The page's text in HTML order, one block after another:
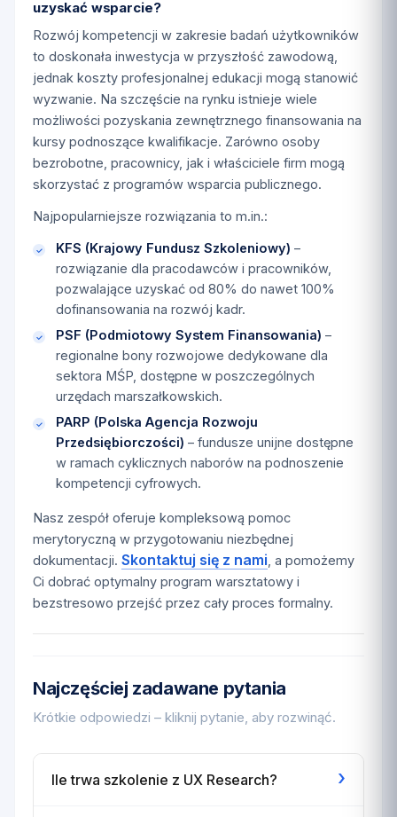
uzyskać wsparcie?
Rozwój kompetencji w zakresie badań użytkowników
to doskonała inwestycja w przyszłość zawodową,
jednak koszty profesjonalnej edukacji mogą stanowić
wyzwanie. Na szczęście na rynku istnieje wiele
możliwości pozyskania zewnętrznego finansowania na
kursy podnoszące kwalifikacje. Zarówno osoby
bezrobotne, pracownicy, jak i właściciele firm mogą
skorzystać z programów wsparcia publicznego.
Najpopularniejsze rozwiązania to m.in.:
KFS (Krajowy Fundusz Szkoleniowy) –
rozwiązanie dla pracodawców i pracowników,
pozwalające uzyskać od 80% do nawet 100%
dofinansowania na rozwój kadr.
PSF (Podmiotowy System Finansowania) –
regionalne bony rozwojowe dedykowane dla
sektora MŚP, dostępne w poszczególnych
urzędach marszałkowskich.
PARP (Polska Agencja Rozwoju
Przedsiębiorczości) – fundusze unijne dostępne
w ramach cyklicznych naborów na podnoszenie
kompetencji cyfrowych.
Nasz zespół oferuje kompleksową pomoc
merytoryczną w przygotowaniu niezbędnej
dokumentacji. Skontaktuj się z nami , a pomożemy
Ci dobrać optymalny program warsztatowy i
bezstresowo przejść przez cały proces formalny.
Najczęściej zadawane pytania
Krótkie odpowiedzi – kliknij pytanie, aby rozwinąć.
Ile trwa szkolenie z UX Research? ›